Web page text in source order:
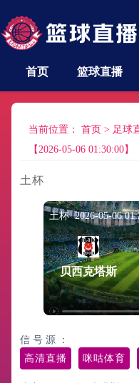
首页 篮球直播
当前位置： 首页 > 足球
【2026-05-06 01:30:00】
土杯
土杯 2026-05-06
贝西克塔斯
信 号 源 ：
高清直播
咪咕体育